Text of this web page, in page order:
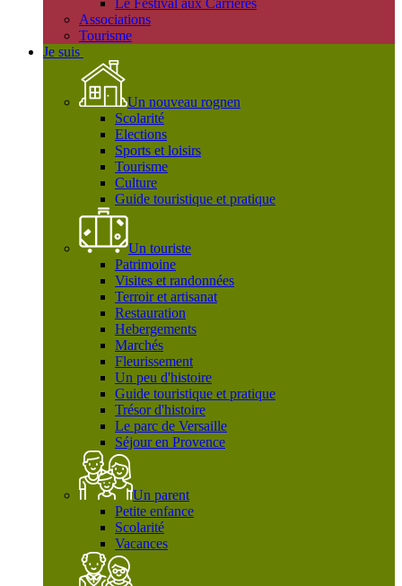
Le Festival aux Carrières
Associations
Tourisme
Je suis
Un nouveau rognen
Scolarité
Elections
Sports et loisirs
Tourisme
Culture
Guide touristique et pratique
Un touriste
Patrimoine
Visites et randonnées
Terroir et artisanat
Restauration
Hebergements
Marchés
Fleurissement
Un peu d'histoire
Guide touristique et pratique
Trésor d'histoire
Le parc de Versaille
Séjour en Provence
Un parent
Petite enfance
Scolarité
Vacances